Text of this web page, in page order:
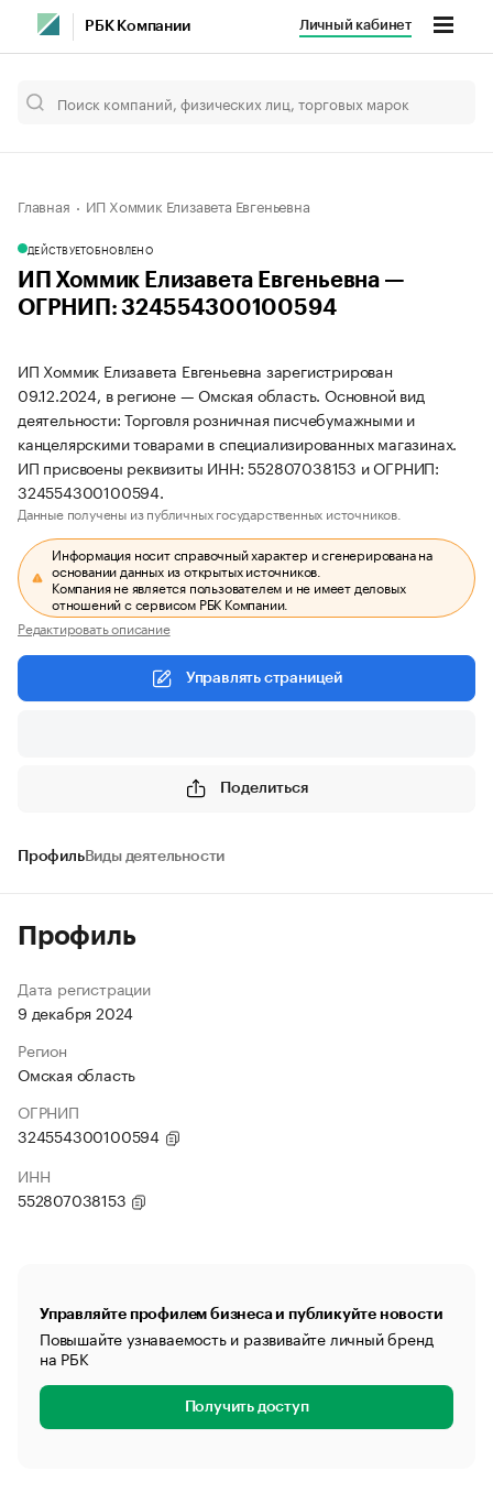
РБК Компании Личный кабинет
Главная ИП Хоммик Елизавета Евгеньевна
ДЕЙСТВУЕТОБНОВЛЕНО
ИП Хоммик Елизавета Евгеньевна —
ОГРНИП: 324554300100594
ИП Хоммик Елизавета Евгеньевна зарегистрирован
09.12.2024, в регионе — Омская область. Основной вид
деятельности: Торговля розничная писчебумажными и
канцелярскими товарами в специализированных магазинах.
ИП присвоены реквизиты ИНН: 552807038153 и ОГРНИП:
324554300100594.
Данные получены из публичных государственных источников.
Информация носит справочный характер и сгенерирована на
основании данных из открытых источников.
Компания не является пользователем и не имеет деловых
отношений с сервисом РБК Компании.
Редактировать описание
Управлять страницей
Поделиться
ПрофильВиды деятельности
Профиль
Дата регистрации
9 декабря 2024
Регион
Омская область
ОГРНИП
324554300100594
ИНН
552807038153
Управляйте профилем бизнеса и публикуйте новости
Повышайте узнаваемость и развивайте личный бренд
на РБК
Получить доступ